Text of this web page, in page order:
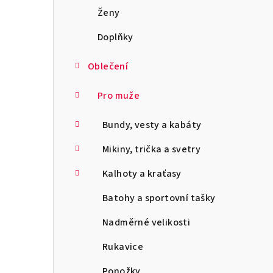
Ženy
Doplňky
Oblečení
Pro muže
Bundy, vesty a kabáty
Mikiny, trička a svetry
Kalhoty a kraťasy
Batohy a sportovní tašky
Nadměrné velikosti
Rukavice